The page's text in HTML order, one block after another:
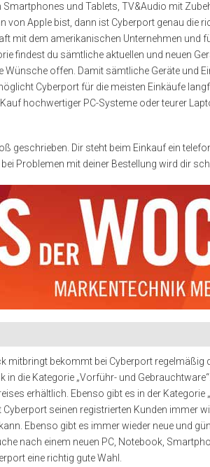
und Tablets, TV&Audio mit
von Apple bist, dann ist Cyberport genau die
mit dem amerikanischen Unternehmen und
findest du sämtliche aktuellen und neuen
Wünsche offen. Damit sämtliche Geräte und
Cyberport für die meisten Einkäufe
hochwertiger PC-Systeme oder teurer
geschrieben. Dir steht beim Einkauf ein
Problemen mit deiner Bestellung wird dir
mitbringt bekommt bei Cyberport regelmäßig
die Kategorie „Vorführ- und
erhältlich. Ebenso gibt es in der Kategorie
seinen registrierten Kunden immer
Ebenso gibt es immer wieder neue und
nach einem neuen PC, Notebook,
eine richtig gute Wahl.